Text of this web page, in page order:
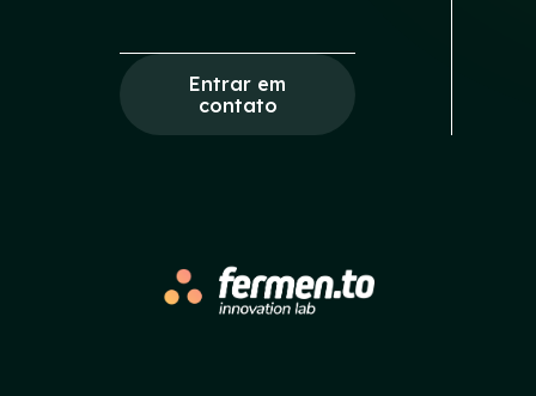
Entrar em
contato